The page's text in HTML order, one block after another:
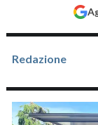
Redazione